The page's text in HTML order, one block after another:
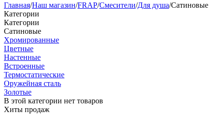
Главная/Наш магазин/FRAP/Смесители/Для душа/Сатиновые
Категории
Категории
Сатиновые
Хромированные
Цветные
Настенные
Встроенные
Термостатические
Оружейная сталь
Золотые
В этой категории нет товаров
Хиты продаж